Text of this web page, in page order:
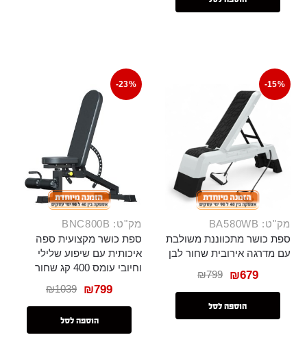
-15%
מק"ט: BA580WB
ספת כושר מתכווננת משולבת
עם מדרגה אירובית שחור לבן
₪799 ₪679
הוספה לסל
-23%
מק"ט: BNC800B
ספת כושר מקצועית ספה
איכותית עם שיפוע שלילי
וחיובי עומס 400 קג שחור
₪1039 ₪799
הוספה לסל